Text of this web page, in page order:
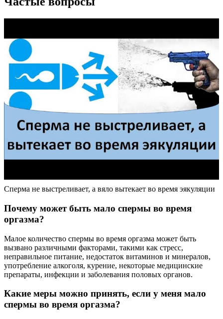
Сперма не выстреливает, а вяло вытекает во время эякуляции
Почему может быть мало спермы во время
оргазма?
Малое количество спермы во время оргазма может быть
вызвано различными факторами, такими как стресс,
неправильное питание, недостаток витаминов и минералов,
употребление алкоголя, курение, некоторые медицинские
препараты, инфекции и заболевания половых органов.
Какие меры можно принять, если у меня мало
спермы во время оргазма?